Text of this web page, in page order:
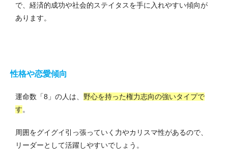
で、経済的成功や社会的ステイタスを手に入れやすい傾向が
あります。
性格や恋愛傾向
運命数「8」の人は、 野心を持った権力志向の強いタイプで
す。
周囲をグイグイ引っ張っていく力やカリスマ性があるので、
リーダーとして活躍しやすいでしょう。